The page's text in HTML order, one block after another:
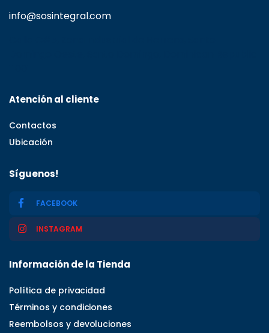
info@sosintegral.com
Atención al cliente
Contactos
Ubicación
Síguenos!
FACEBOOK
INSTAGRAM
Información de la Tienda
Política de privacidad
Términos y condiciones
Reembolsos y devoluciones